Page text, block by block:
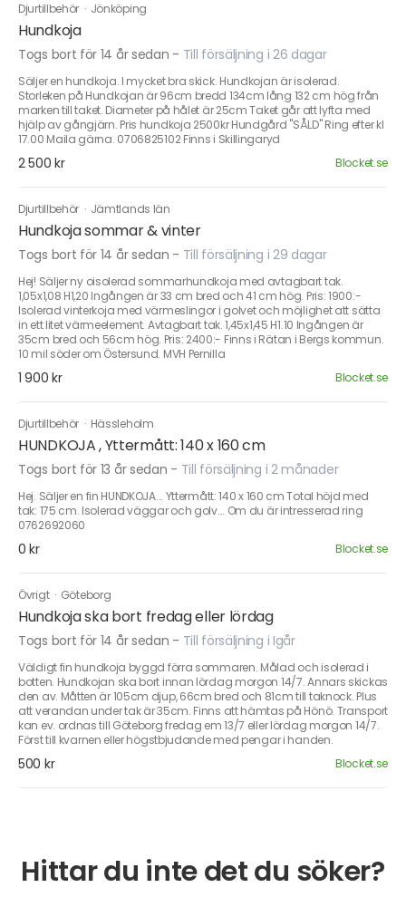
Djurtillbehör · Jönköping
Hundkoja
Togs bort för 14 år sedan - Till försäljning i 26 dagar
Säljer en hundkoja. I mycket bra skick. Hundkojan är isolerad.
Storleken på Hundkojan är 96cm bredd 134cm lång 132 cm hög från
marken till taket. Diameter på hålet är 25cm Taket går att lyfta med
hjälp av gångjärn. Pris hundkoja 2500kr Hundgård "SÅLD" Ring efter kl
17.00 Maila gärna. 0706825102 Finns i Skillingaryd
2 500 kr Blocket.se
Djurtillbehör · Jämtlands län
Hundkoja sommar & vinter
Togs bort för 14 år sedan - Till försäljning i 29 dagar
Hej! Säljer ny oisolerad sommarhundkoja med avtagbart tak.
1,05x1,08 H1,20 Ingången är 33 cm bred och 41 cm hög. Pris: 1900:-
Isolerad vinterkoja med värmeslingor i golvet och möjlighet att sätta
in ett litet värmeelement. Avtagbart tak. 1,45x1,45 H1.10 Ingången är
35cm bred och 56cm hög. Pris: 2400:- Finns i Rätan i Bergs kommun.
10 mil söder om Östersund. MVH Pernilla
1 900 kr Blocket.se
Djurtillbehör · Hässleholm
HUNDKOJA , Yttermått: 140 x 160 cm
Togs bort för 13 år sedan - Till försäljning i 2 månader
Hej. Säljer en fin HUNDKOJA... Yttermått: 140 x 160 cm Total höjd med
tak: 175 cm. Isolerad väggar och golv... Om du är intresserad ring
0762692060
0 kr Blocket.se
Övrigt · Göteborg
Hundkoja ska bort fredag eller lördag
Togs bort för 14 år sedan - Till försäljning i Igår
Väldigt fin hundkoja byggd förra sommaren. Målad och isolerad i
botten. Hundkojan ska bort innan lördag morgon 14/7. Annars skickas
den av. Måtten är 105cm djup, 66cm bred och 81cm till taknock. Plus
att verandan under tak är 35cm. Finns att hämtas på Hönö. Transport
kan ev. ordnas till Göteborg fredag em 13/7 eller lördag morgon 14/7.
Först till kvarnen eller högstbjudande med pengar i handen.
500 kr Blocket.se
Hittar du inte det du söker?